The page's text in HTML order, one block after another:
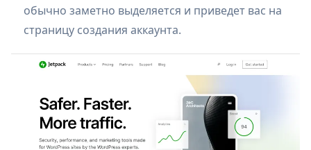
обычно заметно выделяется и приведет вас на
страницу создания аккаунта.